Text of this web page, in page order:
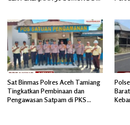
Sat Binmas Polres Aceh Tamiang
Tingkatkan Pembinaan dan
Pengawasan Satpam di PKS